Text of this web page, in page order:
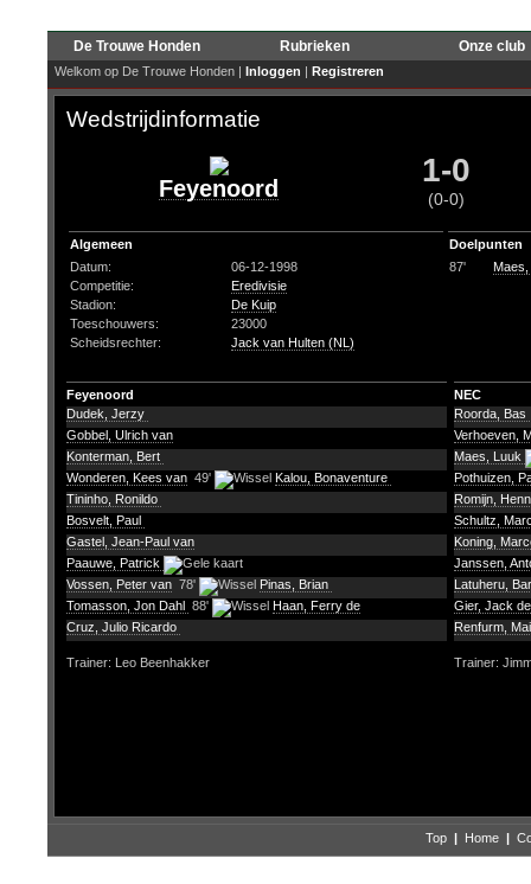
De Trouwe Honden Rubrieken Onze club
Welkom op De Trouwe Honden | Inloggen | Registreren
Wedstrijdinformatie
Feyenoord 1-0
(0-0)
Algemeen
Datum:
06-12-1998
Competitie:
Eredivisie
Stadion:
De Kuip
Toeschouwers:
23000
Scheidsrechter:
Jack van Hulten (NL)
Doelpunten
87'
Feyenoord
NEC
Dudek, Jerzy
Gobbel, Ulrich van
Konterman, Bert
Wonderen, Kees van 49'
Kalou, Bonaventure
Tininho, Ronildo
Bosvelt, Paul
Gastel, Jean-Paul van
Paauwe, Patrick
Vossen, Peter van 78'
Pinas, Brian
Tomasson, Jon Dahl 88'
Haan, Ferry de
Cruz, Julio Ricardo
Roorda, Bas
Verhoeven,
Maes, Luuk
Pothuizen,
Romijn,
Schultz,
Koning,
Janssen,
Latuheru,
Gier, Jack de
Renfurm,
Trainer: Leo Beenhakker Trainer:
Top | Home |